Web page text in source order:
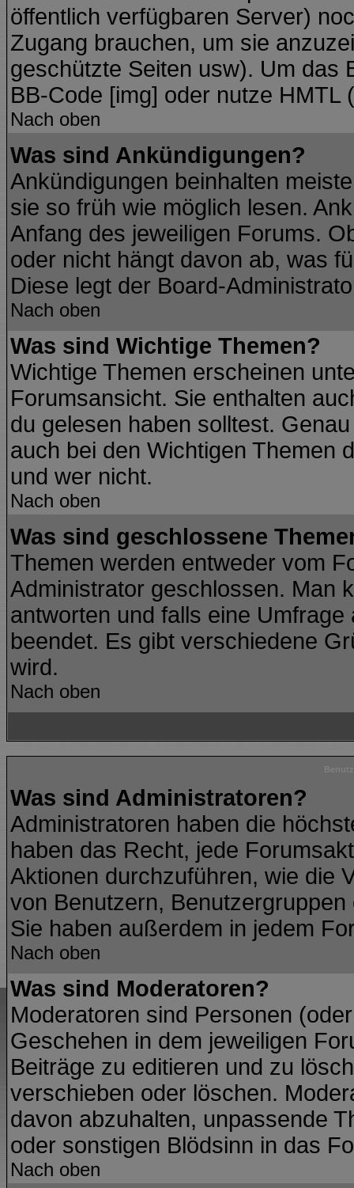
öffentlich verfügbaren Server)
Zugang brauchen, um sie
geschützte Seiten usw). Um das
BB-Code [img] oder nutze HMTL
Nach oben
Was sind Ankündigungen?
Ankündigungen beinhalten
sie so früh wie möglich lesen.
Anfang des jeweiligen Forums.
oder nicht hängt davon ab, was
Diese legt der Board-
Nach oben
Was sind Wichtige Themen?
Wichtige Themen erscheinen
Forumsansicht. Sie enthalten
du gelesen haben solltest.
auch bei den Wichtigen Themen
und wer nicht.
Nach oben
Was sind geschlossene
Themen werden entweder vom
Administrator geschlossen. Man
antworten und falls eine
beendet. Es gibt verschiedene
wird.
Nach oben
Was sind Administratoren?
Administratoren haben die
haben das Recht, jede
Aktionen durchzuführen, wie die
von Benutzern,
Sie haben außerdem in jedem
Nach oben
Was sind Moderatoren?
Moderatoren sind Personen
Geschehen in dem jeweiligen
Beiträge zu editieren und zu
verschieben oder löschen.
davon abzuhalten, unpassende
oder sonstigen Blödsinn in das
Nach oben